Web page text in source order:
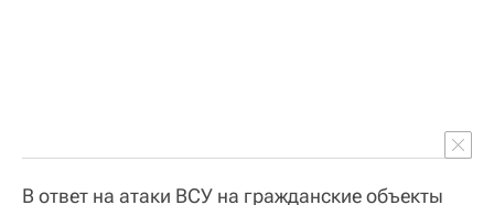
В ответ на атаки ВСУ на гражданские объекты